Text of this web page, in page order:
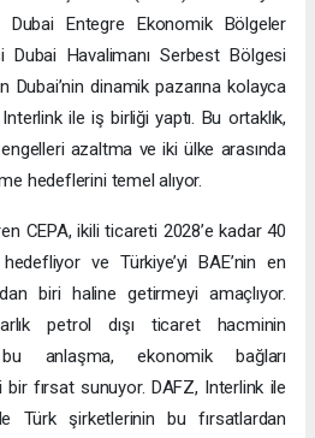
Entegre Ekonomik Bölgeler
Dubai Havalimanı Serbest Bölgesi
Dubai’nin dinamik pazarına kolayca
ile iş birliği yaptı. Bu ortaklık,
engelleri azaltma ve iki ülke arasında
hedeflerini temel alıyor.
CEPA, ikili ticareti 2028’e kadar 40
ve Türkiye’yi BAE’nin en
biri haline getirmeyi amaçlıyor.
petrol dışı ticaret hacminin
anlaşma, ekonomik bağları
fırsat sunuyor. DAFZ, Interlink ile
Türk şirketlerinin bu fırsatlardan